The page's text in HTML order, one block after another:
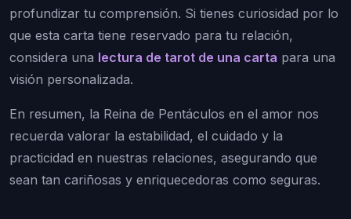
profundizar tu comprensión. Si tienes curiosidad por lo
que esta carta tiene reservado para tu relación,
considera una lectura de tarot de una carta para una
visión personalizada.
En resumen, la Reina de Pentáculos en el amor nos
recuerda valorar la estabilidad, el cuidado y la
practicidad en nuestras relaciones, asegurando que
sean tan cariñosas y enriquecedoras como seguras.